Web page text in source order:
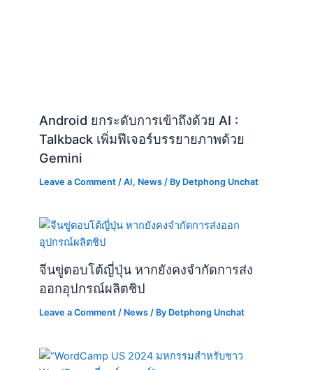
Android ยกระดับการเข้าถึงด้วย AI :
Talkback เพิ่มฟีเจอร์บรรยายภาพด้วย
Gemini
Leave a Comment /AI, News / By Detphong Unchat
จีนขู่ตอบโต้ญี่ปุ่น หากยังคงจำกัดการส่ง
ออกอุปกรณ์ผลิตชิป
Leave a Comment / News / By Detphong Unchat